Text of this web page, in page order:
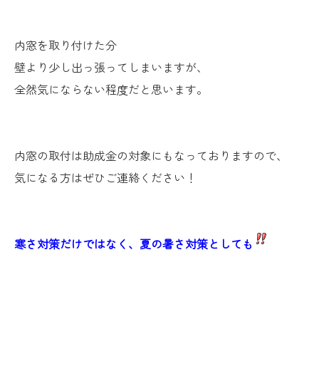
内窓を取り付けた分
壁より少し出っ張ってしまいますが、
全然気にならない程度だと思います。
内窓の取付は助成金の対象にもなっておりますので、
気になる方はぜひご連絡ください！
寒さ対策だけではなく、夏の暑さ対策としても